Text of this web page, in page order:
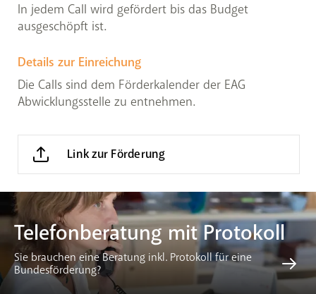
In jedem Call wird gefördert bis das Budget
ausgeschöpft ist.
Details zur Einreichung
Die Calls sind dem Förderkalender der EAG
Abwicklungsstelle zu entnehmen.
Link zur Förderung
Telefonberatung mit Protokoll
Sie brauchen eine Beratung inkl. Protokoll für eine
Bundesförderung?